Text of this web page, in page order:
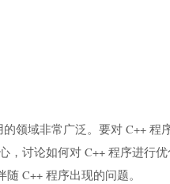
领域非常广泛。要对 C++ 程
，讨论如何对 C++ 程序进行
C++ 程序出现的问题。